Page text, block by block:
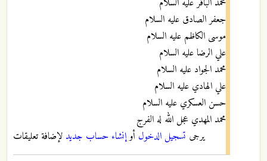
جعفر الصادق عليه السلام
موسى الكاظم عليه السلام
علي الرضا عليه السلام
محمد الجواد عليه السلام
علي الهادي عليه السلام
حسن العسكري عليه السلام
محمد المهدي عجل الله له الفرج
يرجى تسجيل الدخول أوإنشاء حساب جديد لإضافة تعليقات